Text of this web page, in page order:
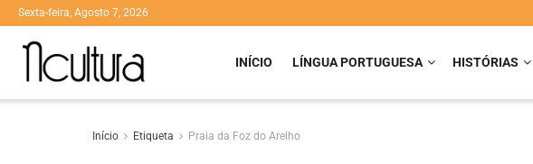
Sexta-feira, Agosto 7, 2026
INÍCIO LÍNGUA PORTUGUESA HISTÓRIAS
Início Etiqueta Praia da Foz do Arelho